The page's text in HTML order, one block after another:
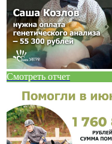
Смотреть отчет